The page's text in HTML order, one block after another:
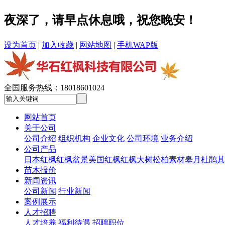
夜深了，请早点休息哦，祝您晚安！
设为首页 | 加入收藏 | 网站地图 | 手机WAP版
全国服务热线： 18018601024
网站首页
关于公司
公司介绍 组织机构 企业文化 公司环境 业务介绍
公司产品
日本红枫红枫盆景美国红枫红枫大树松柏素材皋月杜鹃
苗木报价
新闻资讯
公司新闻 行业新闻
案例展示
人才招聘
人才培养 福利待遇 招聘职位